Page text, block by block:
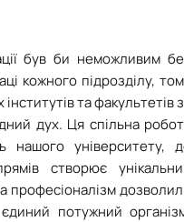
був би неможливим
кожного підрозділу,
та факультетів
дух. Ця спільна
нашого університету,
створює
професіоналізм
потужний